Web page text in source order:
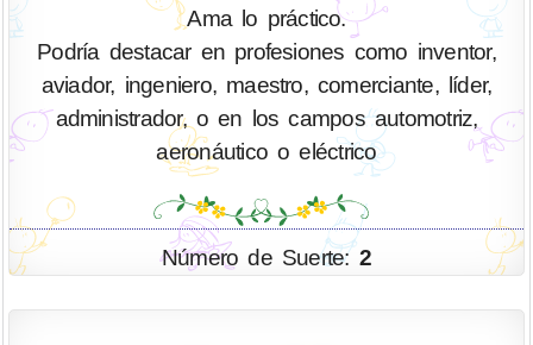
Ama lo práctico.
Podría destacar en profesiones como inventor,
aviador, ingeniero, maestro, comerciante, líder,
administrador, o en los campos automotriz,
aeronáutico o eléctrico
Número de Suerte: 2